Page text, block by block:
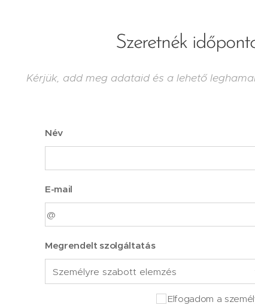
Szeretnék
Kérjük, add meg adataid és a lehető
Név
E-mail
Megrendelt szolgáltatás
Elfogadom a